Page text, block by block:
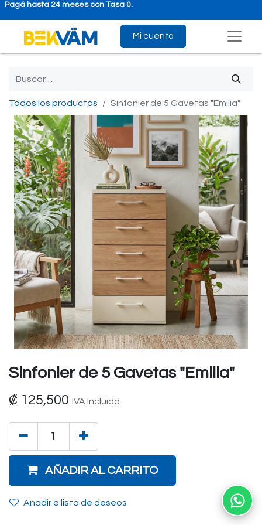
Pagá hasta 24 meses con Tasa 0.
Mi cuenta
Todos los productos Sinfonier de 5 Gavetas "Emilia"
Sinfonier de 5 Gavetas "Emilia"
₡ 125,500 IVA Incluido
AÑADIR AL CARRITO
Añadir a lista de deseos